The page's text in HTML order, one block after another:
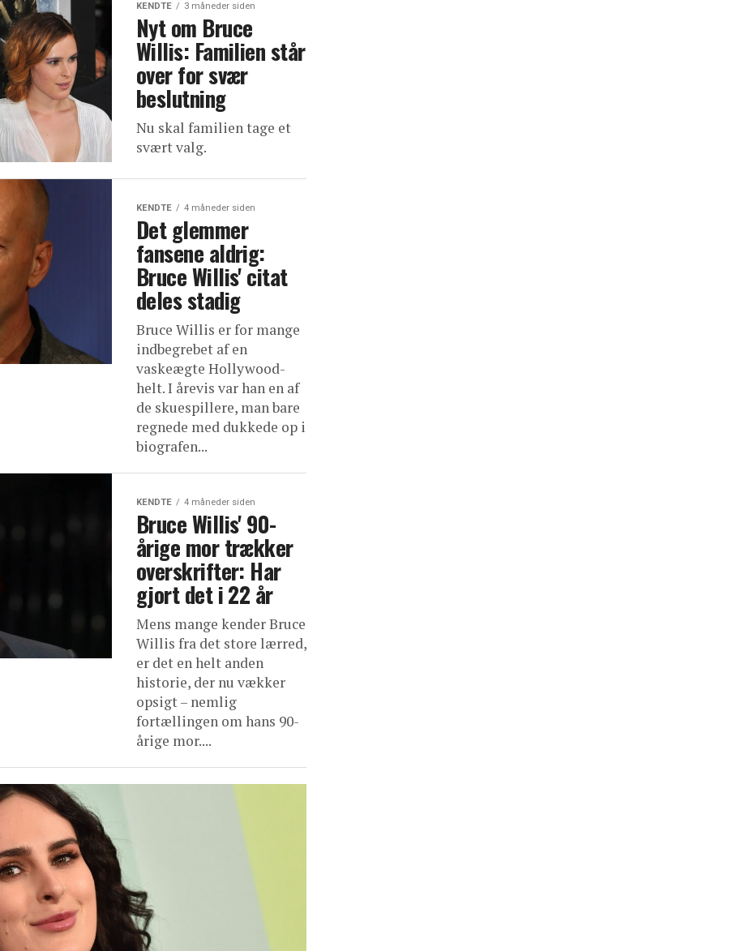
KENDTE 3 måneder siden
Nyt om Bruce
Willis: Familien står
over for svær
beslutning
Nu skal familien tage et
svært valg.
KENDTE 4 måneder siden
Det glemmer
fansene aldrig:
Bruce Willis' citat
deles stadig
Bruce Willis er for mange
indbegrebet af en
vaskeægte Hollywood-
helt. I årevis var han en af
de skuespillere, man bare
regnede med dukkede op i
biografen...
KENDTE 4 måneder siden
Bruce Willis' 90-
årige mor trækker
overskrifter: Har
gjort det i 22 år
Mens mange kender Bruce
Willis fra det store lærred,
er det en helt anden
historie, der nu vækker
opsigt – nemlig
fortællingen om hans 90-
årige mor....